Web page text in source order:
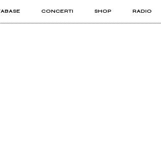
CONCERTI SHOP RADIO
PRO